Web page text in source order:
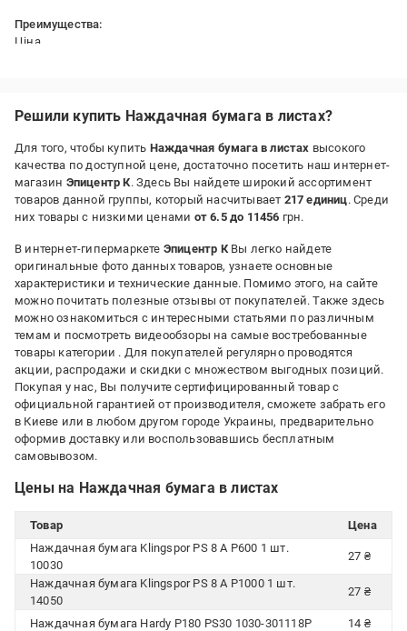
Преимущества:
Ціна
Решили купить Наждачная бумага в листах?
Для того, чтобы купить Наждачная бумага в листах высокого
качества по доступной цене, достаточно посетить наш интернет-
магазин Эпицентр К. Здесь Вы найдете широкий ассортимент
товаров данной группы, который насчитывает 217 единиц. Среди
них товары с низкими ценами от 6.5 до 11456 грн.
В интернет-гипермаркете Эпицентр КВы легко найдете
оригинальные фото данных товаров, узнаете основные
характеристики и технические данные. Помимо этого, на сайте
можно почитать полезные отзывы от покупателей. Также здесь
можно ознакомиться с интересными статьями по различным
темам и посмотреть видеообзоры на самые востребованные
товары категории . Для покупателей регулярно проводятся
акции, распродажи и скидки с множеством выгодных позиций.
Покупая у нас, Вы получите сертифицированный товар с
официальной гарантией от производителя, сможете забрать его
в Киеве или в любом другом городе Украины, предварительно
оформив доставку или воспользовавшись бесплатным
самовывозом.
Цены на Наждачная бумага в листах
Товар
Цена
Наждачная бумага Klingspor PS 8 A P600 1 шт.
10030
27 ₴
Наждачная бумага Klingspor PS 8 A P1000 1 шт.
14050
27 ₴
Наждачная бумага Hardy P180 PS30 1030-301118P
14 ₴